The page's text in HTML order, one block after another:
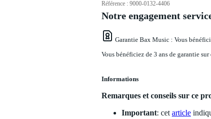
Référence : 9000-0132-4406
Notre engagement
Garantie Bax Music : Vous
Vous bénéficiez de 3 ans de garantie
Informations
Remarques et conseils sur ce
Important: cetarticle